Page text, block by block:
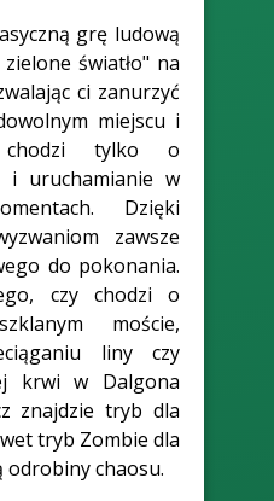
grę ludową
światło" na
ci zanurzyć
miejscu i
tylko o
i uruchamianie w
Dzięki
zawsze
do pokonania.
czy chodzi o
moście,
liny czy
krwi w Dalgona
znajdzie tryb dla
tryb Zombie dla
chaosu.